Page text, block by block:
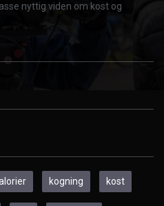
nyttig viden om kost og
kogning kost